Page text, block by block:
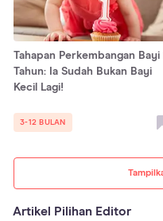
Tahapan Perkembangan Bayi
Tahun: Ia Sudah Bukan Bayi
Kecil Lagi!
3-12 BULAN
Artikel Pilihan Editor